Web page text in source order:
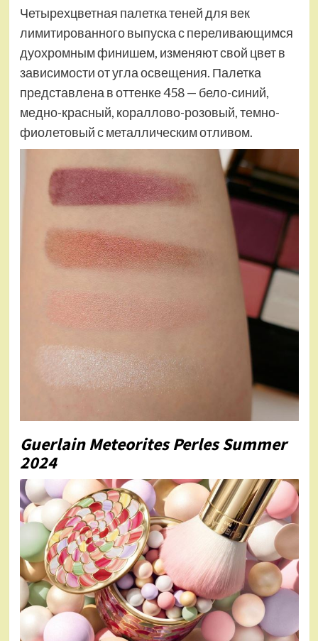
Четырехцветная палетка теней для век
лимитированного выпуска с переливающимся
дуохромным финишем, изменяют свой цвет в
зависимости от угла освещения. Палетка
представлена в оттенке 458 — бело-синий,
медно-красный, кораллово-розовый, темно-
фиолетовый с металлическим отливом.
Guerlain Meteorites Perles Summer
2024